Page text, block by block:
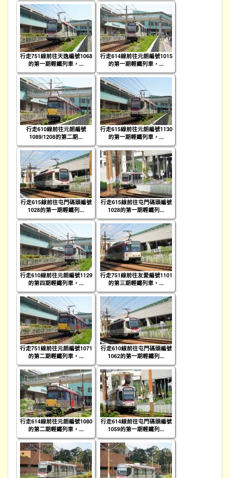
行走751線前往天逸編號1068
的第一期輕鐵列車，...
行走614線前往元朗編號1015
的第一期輕鐵列車，...
行走610線前往元朗編號
1089/1208的第二期...
行走615線前往元朗編號1130
的第一期輕鐵列車，...
行走615線前往屯門碼頭編號
1028的第一期輕鐵列...
行走615線前往屯門碼頭編號
1028的第一期輕鐵列...
行走610線前往元朗編號1129
的第四期輕鐵列車，...
行走751線前往友愛編號1101
的第三期輕鐵列車，...
行走751線前往元朗編號1071
的第二期輕鐵列車，...
行走610線前往屯門碼頭編號
1062的第一期輕鐵列...
行走614線前往元朗編號1080
的第二期輕鐵列車，...
行走614線前往屯門碼頭編號
1059的第一期輕鐵列...